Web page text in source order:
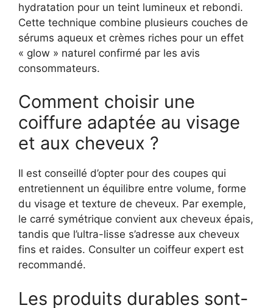
hydratation pour un teint lumineux et rebondi.
Cette technique combine plusieurs couches de
sérums aqueux et crèmes riches pour un effet
« glow » naturel confirmé par les avis
consommateurs.
Comment choisir une
coiffure adaptée au visage
et aux cheveux ?
Il est conseillé d’opter pour des coupes qui
entretiennent un équilibre entre volume, forme
du visage et texture de cheveux. Par exemple,
le carré symétrique convient aux cheveux épais,
tandis que l’ultra-lisse s’adresse aux cheveux
fins et raides. Consulter un coiffeur expert est
recommandé.
Les produits durables sont-